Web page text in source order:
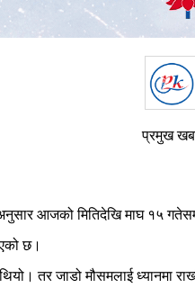
प्रमुख
आजको मितिदेखि माघ १५
छ।
तर जाडो मौसमलाई ध्यानमा